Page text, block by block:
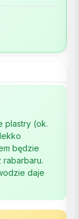
plastry (ok.
będzie
rabarbaru.
daje